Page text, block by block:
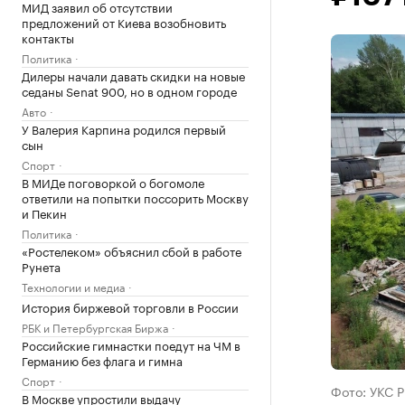
МИД заявил об отсутствии
предложений от Киева возобновить
контакты
Политика
Дилеры начали давать скидки на новые
седаны Senat 900, но в одном городе
Авто
У Валерия Карпина родился первый
сын
Спорт
В МИДе поговоркой о богомоле
ответили на попытки поссорить Москву
и Пекин
Политика
«Ростелеком» объяснил сбой в работе
Рунета
Технологии и медиа
История биржевой торговли в России
РБК и Петербургская Биржа
Российские гимнастки поедут на ЧМ в
Германию без флага и гимна
Спорт
В Москве упростили выдачу
Фото: УКС